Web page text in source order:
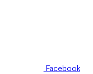
Facebook